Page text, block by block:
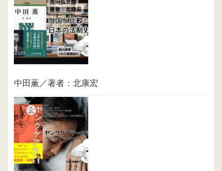
中田薫／著者：北康宏